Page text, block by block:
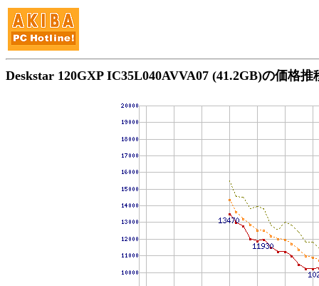
Deskstar 120GXP IC35L040AVVA07 (41.2GB)の価格推